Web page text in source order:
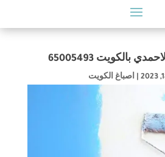
بالكويت 65005493
اصباغ الكويت